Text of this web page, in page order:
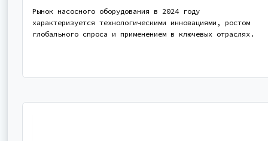
Рынок насосного оборудования в 2024 году
характеризуется технологическими инновациями, ростом
глобального спроса и применением в ключевых отраслях.